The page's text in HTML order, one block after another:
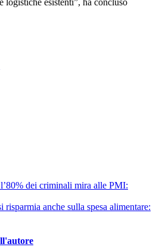
dei criminali mira alle PMI:
risparmia anche sulla spesa alimentare: